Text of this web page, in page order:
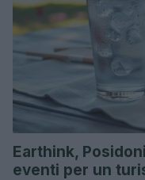
Earthink,
eventi per un